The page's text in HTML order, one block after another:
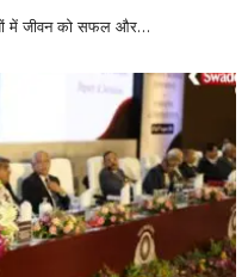
में जीवन को सफल और…